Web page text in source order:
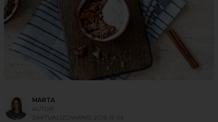
MARTA
AUTOR
ZAKTUALIZOWANO: 2019-11-06